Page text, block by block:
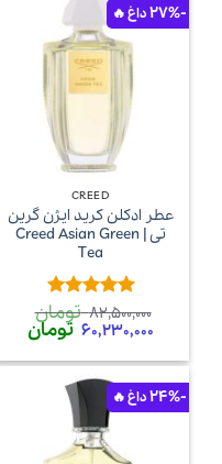
-27%
CREED
عطر ادکلن کرید ایژن گرین
تی | Creed Asian Green
Tea
امتیاز5از
5
82,500,000 تومان
قیمت
اصلی
82,500,000 تومان
بود.
60,230,000 تومان
-24%